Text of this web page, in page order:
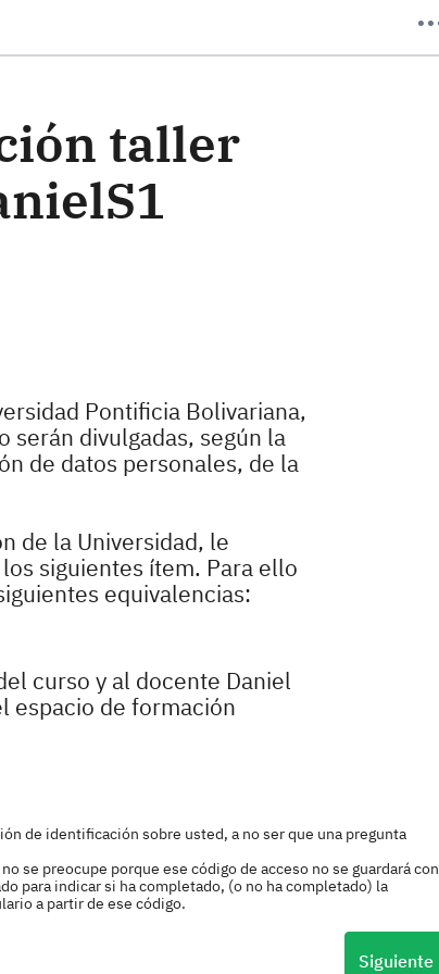
taller
Pontificia Bolivariana,
serán divulgadas, según la
de datos personales, de la
de la Universidad, le
siguientes ítem. Para ello
equivalencias:
curso y al docente Daniel
espacio de formación
de identificación sobre usted, a no ser que una pregunta
se preocupe porque ese código de acceso no se guardará con
para indicar si ha completado, (o no ha completado) la
a partir de ese código.
Siguiente